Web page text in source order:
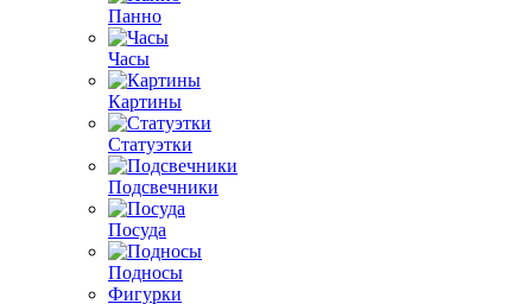
Панно
Часы
Картины
Статуэтки
Подсвечники
Посуда
Подносы
Фигурки